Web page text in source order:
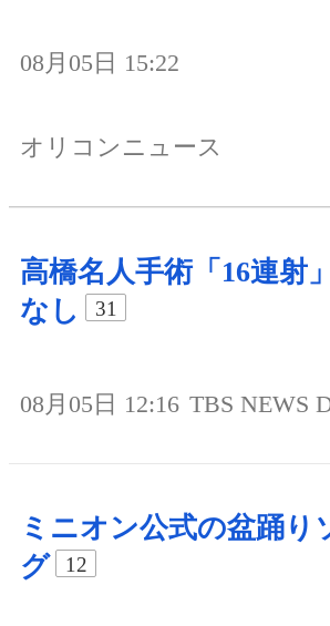
08月05日 15:22
オリコンニュース
高橋名人手術「16連射
なし
31
08月05日 12:16 TBS NEWS
ミニオン公式の盆踊り
グ
12